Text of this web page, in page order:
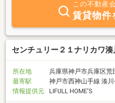
よう心がけています。
この不動産
賃貸物件
センチュリー２１ナリカワ湊
所在地
兵庫県神戸市兵庫区荒
最寄駅
神戸市西神山手線 湊
情報提供元
LIFULL HOME'S